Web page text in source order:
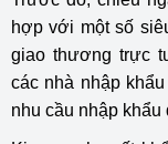
hợp với một số
giao thương trực
các nhà nhập
nhu cầu nhập khẩu